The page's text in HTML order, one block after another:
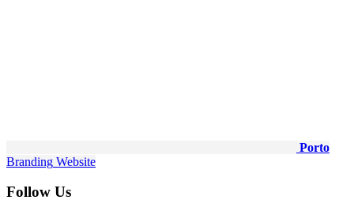
Porto
Branding Website
Follow Us